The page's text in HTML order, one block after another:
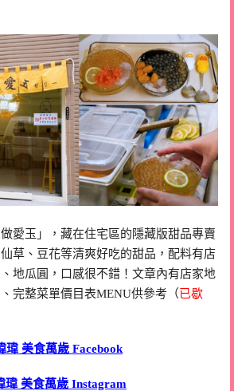
愛玉」，藏在住宅區的隱藏版甜品專賣
草、豆花等清爽好吃的甜品，配料有店
地瓜圓，口感很不錯！文章內有店家地
完整菜單價目表MENU供參考（已歇
瑋 美食萬歲 Facebook
瑋 美食萬歲 Instagram